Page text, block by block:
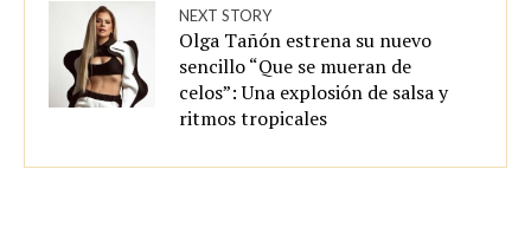
NEXT STORY
Olga Tañón estrena su nuevo
sencillo “Que se mueran de
celos”: Una explosión de salsa y
ritmos tropicales